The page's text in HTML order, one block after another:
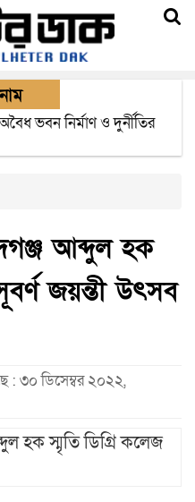
ছাড়লো বিমানের ফ্লাইট
আব্দুল হক
জয়ন্তী উৎসব
: ৩০ ডিসেম্বর ২০২২,